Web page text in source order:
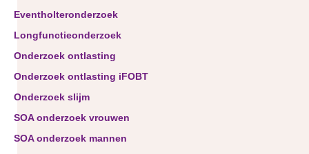
Eventholteronderzoek
Longfunctieonderzoek
Onderzoek ontlasting
Onderzoek ontlasting iFOBT
Onderzoek slijm
SOA onderzoek vrouwen
SOA onderzoek mannen